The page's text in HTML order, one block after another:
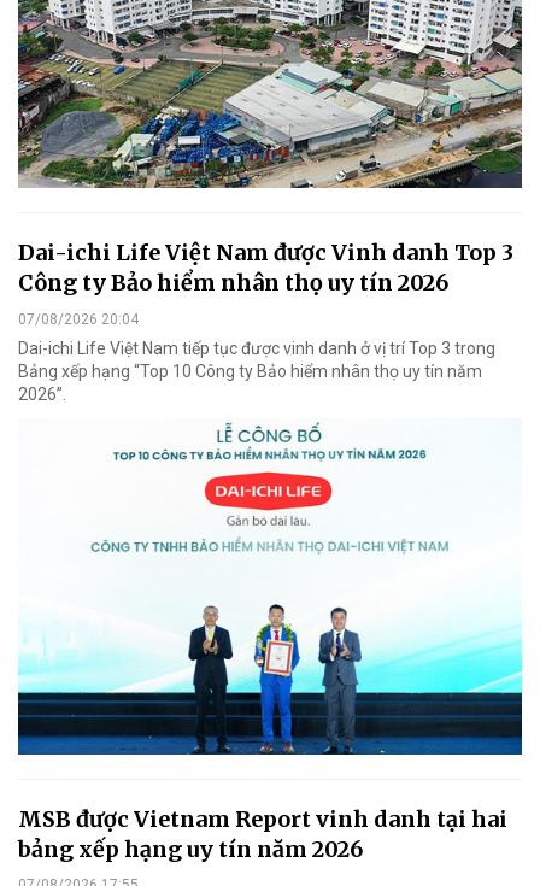
Dai-ichi Life Việt Nam được Vinh danh Top 3
Công ty Bảo hiểm nhân thọ uy tín 2026
07/08/2026 20:04
Dai-ichi Life Việt Nam tiếp tục được vinh danh ở vị trí Top 3 trong
Bảng xếp hạng “Top 10 Công ty Bảo hiểm nhân thọ uy tín năm
2026”.
MSB được Vietnam Report vinh danh tại hai
bảng xếp hạng uy tín năm 2026